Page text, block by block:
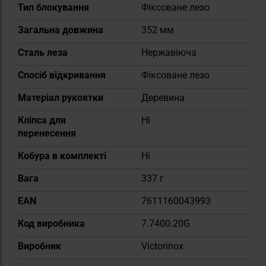
Тип блокування
Фіксоване лезо
Загальна довжина
352 мм
Сталь леза
Нержавіюча
Спосіб відкривання
Фіксоване лезо
Матеріал рукоятки
Деревина
Кліпса для
перенесення
Ні
Кобура в комплекті
Ні
Вага
337 г
EAN
7611160043993
Код виробника
7.7400.20G
Виробник
Victorinox